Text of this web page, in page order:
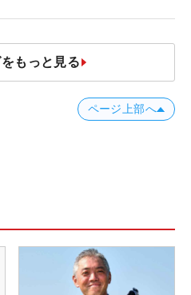
もっと見る
ページ上部へ